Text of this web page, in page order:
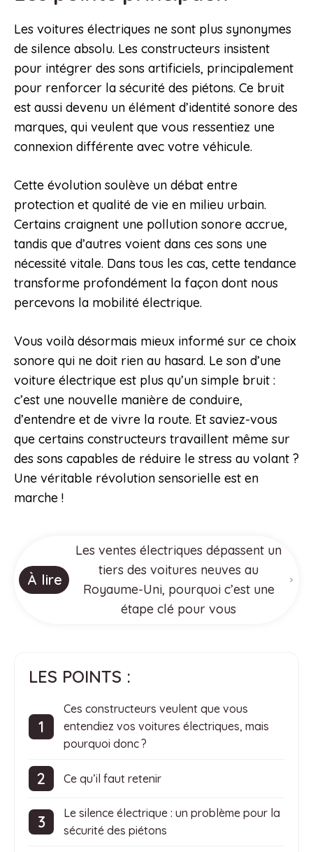
Les voitures électriques ne sont plus synonymes
de silence absolu. Les constructeurs insistent
pour intégrer des sons artificiels, principalement
pour renforcer la sécurité des piétons. Ce bruit
est aussi devenu un élément d’identité sonore des
marques, qui veulent que vous ressentiez une
connexion différente avec votre véhicule.
Cette évolution soulève un débat entre
protection et qualité de vie en milieu urbain.
Certains craignent une pollution sonore accrue,
tandis que d’autres voient dans ces sons une
nécessité vitale. Dans tous les cas, cette tendance
transforme profondément la façon dont nous
percevons la mobilité électrique.
Vous voilà désormais mieux informé sur ce choix
sonore qui ne doit rien au hasard. Le son d’une
voiture électrique est plus qu’un simple bruit :
c’est une nouvelle manière de conduire,
d’entendre et de vivre la route. Et saviez-vous
que certains constructeurs travaillent même sur
des sons capables de réduire le stress au volant ?
Une véritable révolution sensorielle est en
marche !
À lire
Les ventes électriques dépassent un
tiers des voitures neuves au
Royaume-Uni, pourquoi c’est une
étape clé pour vous
LES POINTS :
Ces constructeurs veulent que vous
entendiez vos voitures électriques, mais
pourquoi donc ?
Ce qu’il faut retenir
Le silence électrique : un problème pour la
sécurité des piétons